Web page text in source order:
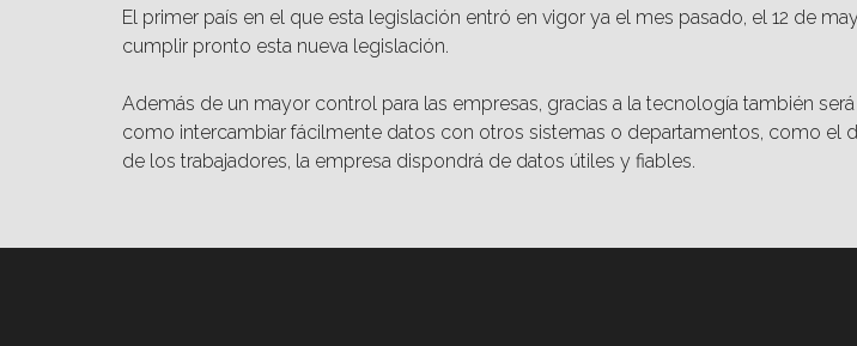
El primer país en el que esta legislación entró en vigor ya el mes pasado, el 12 de
cumplir pronto esta nueva legislación.
Además de un mayor control para las empresas, gracias a la tecnología también
como intercambiar fácilmente datos con otros sistemas o departamentos, como el
de los trabajadores, la empresa dispondrá de datos útiles y fiables.